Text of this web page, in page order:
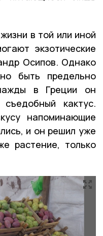
в той или иной
экзотические
Осипов. Однако
быть предельно
в Греции он
кактус.
напоминающие
и он решил уже
растение, только